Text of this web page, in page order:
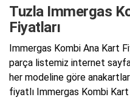
Tuzla Immergas
Fiyatları
Immergas Kombi Ana Kart
parça listemiz internet
her modeline göre
fiyatlı Immergas Kombi